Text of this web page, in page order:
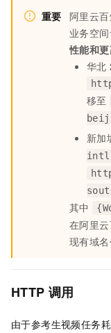
重要 阿里云
业务空间
性能和
华北
移至
新加
其中
在阿里
现有域名
HTTP 调用
由于参考生视频任务